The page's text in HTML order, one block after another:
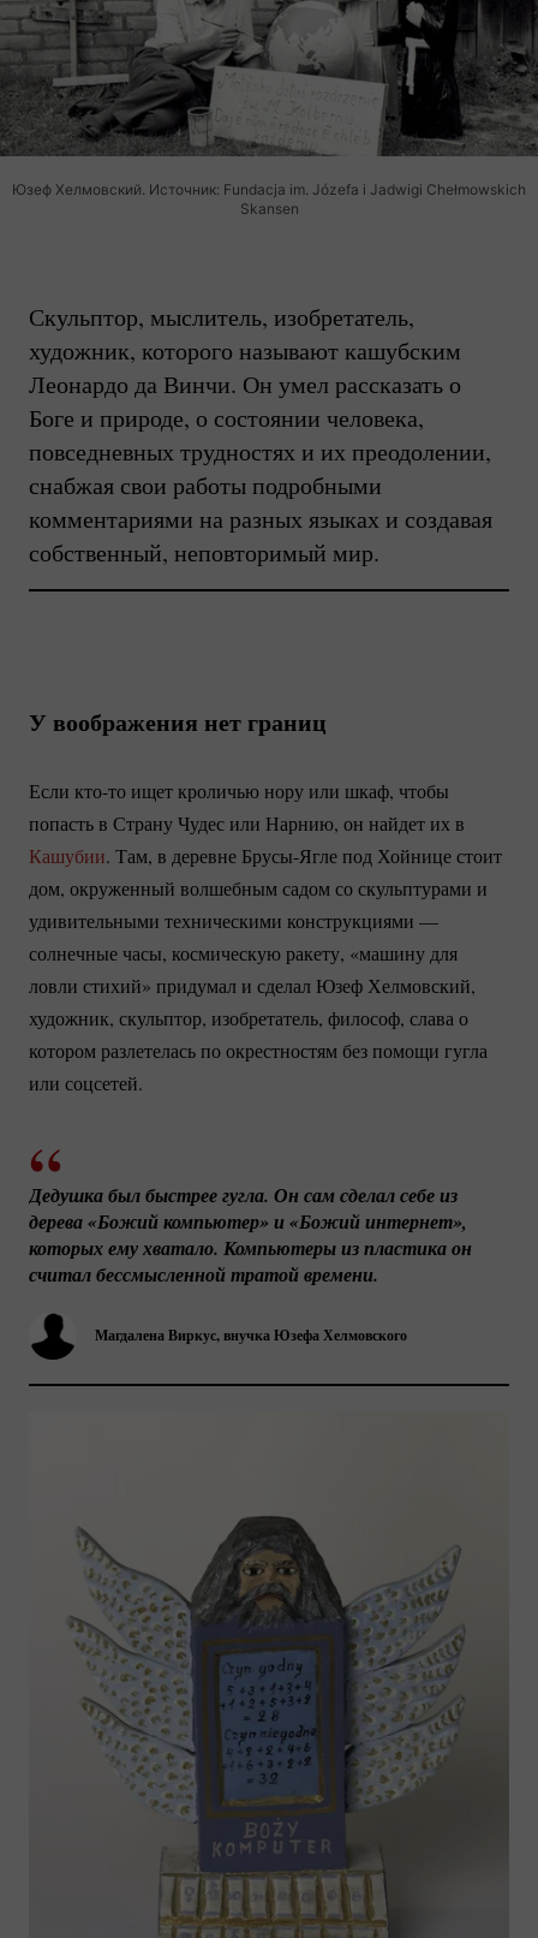
Юзеф Хелмовский. Источник: Fundacja im. Józefa i Jadwigi Chełmowskich
Skansen
Скульптор, мыслитель, изобретатель,
художник, которого называют кашубским
Леонардо да Винчи. Он умел рассказать о
Боге и природе, о состоянии человека,
повседневных трудностях и их преодолении,
снабжая свои работы подробными
комментариями на разных языках и создавая
собственный, неповторимый мир.
У воображения нет границ
Если кто-тоищет кроличью нору или шкаф, чтобы
попасть в Страну Чудес или Нарнию, он найдет их в
Кашубии. Там, в деревне Брусы-Яглепод Хойнице стоит
дом, окруженный волшебным садом со скульптурами и
удивительными техническими конструкциями —
солнечные часы, космическую ракету, «машину для
ловли стихий» придумал и сделал Юзеф Хелмовский,
художник, скульптор, изобретатель, философ, слава о
котором разлетелась по окрестностям без помощи гугла
или соцсетей.
Магдалена Виркус, внучка Юзефа Хелмовского
Дедушка был быстрее гугла. Он сам сделал себе из
дерева «Божий компьютер» и «Божий интернет»,
которых ему хватало. Компьютеры из пластика он
считал бессмысленной тратой времени.